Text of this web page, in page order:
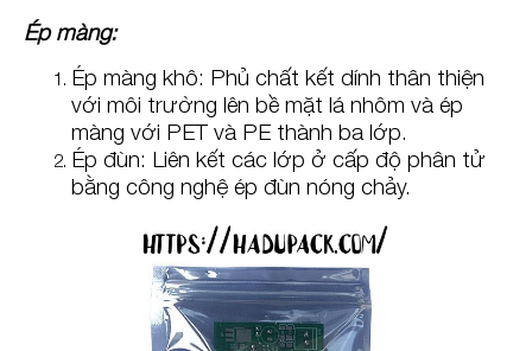
Ép màng:
Ép màng khô: Phủ chất kết dính thân thiện
với môi trường lên bề mặt lá nhôm và ép
màng với PET và PE thành ba lớp.
Ép đùn: Liên kết các lớp ở cấp độ phân tử
bằng công nghệ ép đùn nóng chảy.